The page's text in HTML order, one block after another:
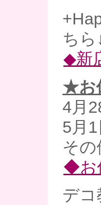
ちら
◆新
★お
4月
5月
そ
◆お
デコ